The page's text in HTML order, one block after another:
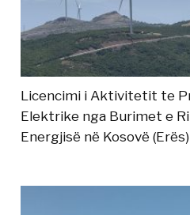
Licencimi i Aktivitetit te
Elektrike nga Burimet e
Energjisë në Kosovë (Erës)